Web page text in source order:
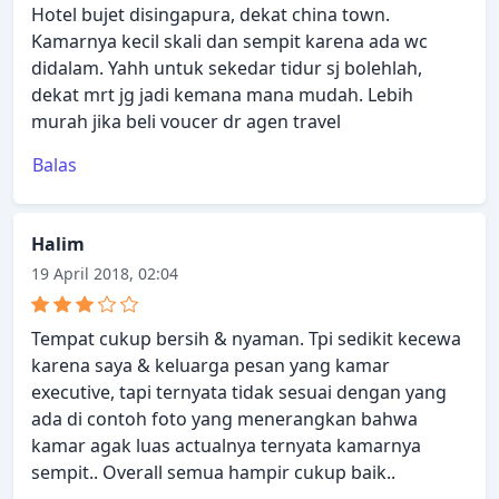
Hotel bujet disingapura, dekat china town.
Kamarnya kecil skali dan sempit karena ada wc
didalam. Yahh untuk sekedar tidur sj bolehlah,
dekat mrt jg jadi kemana mana mudah. Lebih
murah jika beli voucer dr agen travel
Balas
Halim
19 April 2018, 02:04
Tempat cukup bersih & nyaman. Tpi sedikit kecewa
karena saya & keluarga pesan yang kamar
executive, tapi ternyata tidak sesuai dengan yang
ada di contoh foto yang menerangkan bahwa
kamar agak luas actualnya ternyata kamarnya
sempit.. Overall semua hampir cukup baik..